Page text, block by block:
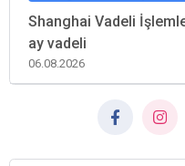
Shanghai Vadeli
ay vadeli
06.08.2026